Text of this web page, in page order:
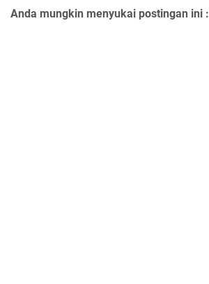
Anda mungkin menyukai postingan ini :